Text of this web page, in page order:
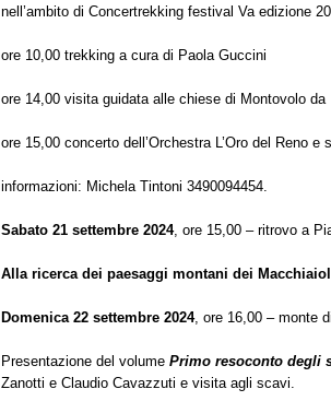
nell’ambito di Concertrekking festival Va edizione
ore 10,00 trekking a cura di Paola Guccini
ore 14,00 visita guidata alle chiese di Montovolo da
ore 15,00 concerto dell’Orchestra L’Oro del Reno e
informazioni: Michela Tintoni 3490094454.
Sabato 21 settembre 2024, ore 15,00 – ritrovo a
Alla ricerca dei paesaggi montani dei
Domenica 22 settembre 2024, ore 16,00 – monte
Presentazione del volume Primo resoconto degli
Zanotti e Claudio Cavazzuti e visita agli scavi.